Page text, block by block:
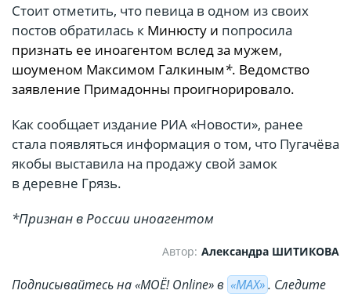
Стоит отметить, что певица в одном из своих
постов обратилась к Минюсту и попросила
признать ее иноагентом вслед за мужем,
шоуменом Максимом Галкиным*. Ведомство
заявление Примадонны проигнорировало.
Как сообщает издание РИА «Новости», ранее
стала появляться информация о том, что Пугачёва
якобы выставила на продажу свой замок
в деревне Грязь.
*Признан в России иноагентом
Автор: Александра ШИТИКОВА
Подписывайтесь на «МОЁ! Online» в «МАХ». Cледите